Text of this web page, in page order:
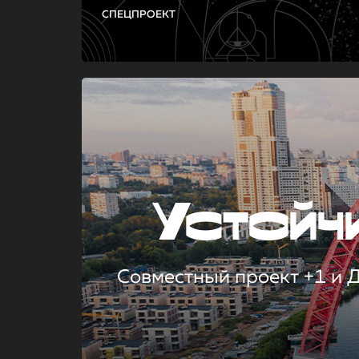
СПЕЦПРОЕКТ
Совместный проект +1 и